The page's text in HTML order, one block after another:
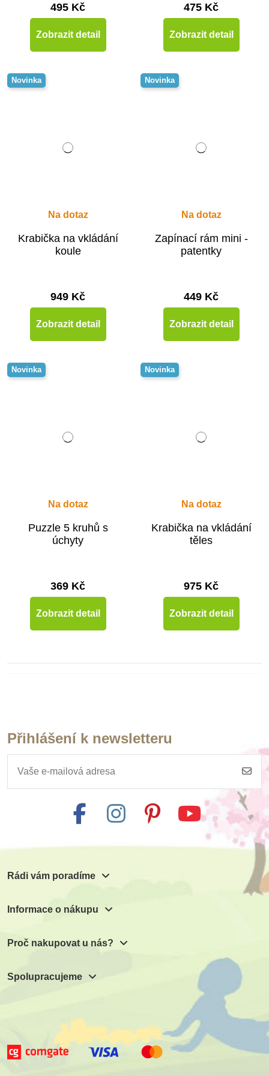
495 Kč
Zobrazit detail
475 Kč
Zobrazit detail
Novinka
Na dotaz
Krabička na vkládání
koule
949 Kč
Zobrazit detail
Novinka
Na dotaz
Zapínací rám mini -
patentky
449 Kč
Zobrazit detail
Novinka
Na dotaz
Puzzle 5 kruhů s
úchyty
369 Kč
Zobrazit detail
Novinka
Na dotaz
Krabička na vkládání
těles
975 Kč
Zobrazit detail
Přihlášení k newsletteru
Rádi vám poradíme
Informace o nákupu
Proč nakupovat u nás?
Spolupracujeme